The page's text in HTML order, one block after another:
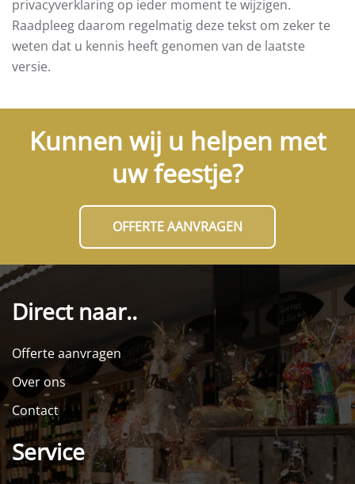
privacyverklaring op ieder moment te wijzigen.
Raadpleeg daarom regelmatig deze tekst om zeker te
weten dat u kennis heeft genomen van de laatste
versie.
Kunnen wij u helpen met
uw feestje?
OFFERTE AANVRAGEN
Direct naar..
Offerte aanvragen
Over ons
Contact
Service